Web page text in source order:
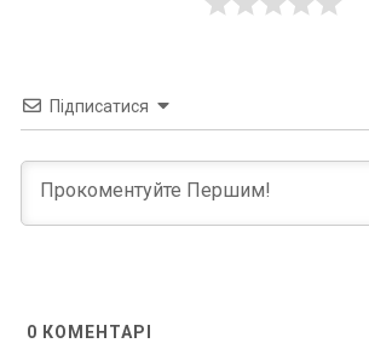
Підписатися
0 КОМЕНТАРІ